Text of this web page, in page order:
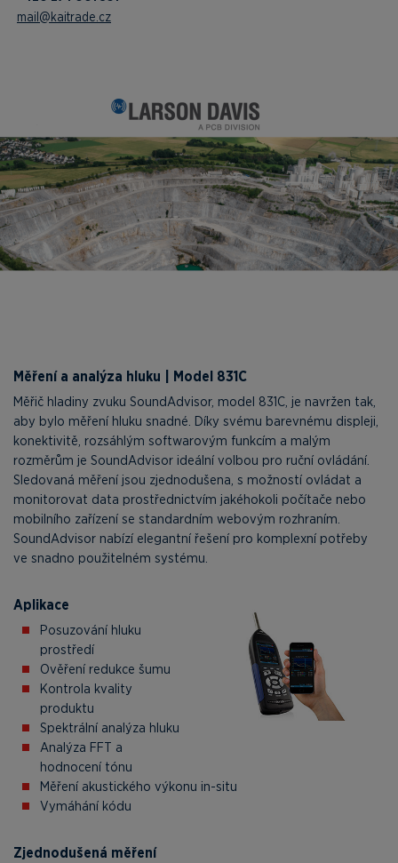
mail@kaitrade.cz
Měření a analýza hluku | Model 831C
Měřič hladiny zvuku SoundAdvisor, model 831C, je navržen tak,
aby bylo měření hluku snadné. Díky svému barevnému displeji,
konektivitě, rozsáhlým softwarovým funkcím a malým
rozměrům je SoundAdvisor ideální volbou pro ruční ovládání.
Sledovaná měření jsou zjednodušena, s možností ovládat a
monitorovat data prostřednictvím jakéhokoli počítače nebo
mobilního zařízení se standardním webovým rozhraním.
SoundAdvisor nabízí elegantní řešení pro komplexní potřeby
ve snadno použitelném systému.
Aplikace
Posuzování hluku
prostředí
Ověření redukce šumu
Kontrola kvality
produktu
Spektrální analýza hluku
Analýza FFT a
hodnocení tónu
Měření akustického výkonu in-situ
Vymáhání kódu
Zjednodušená měření